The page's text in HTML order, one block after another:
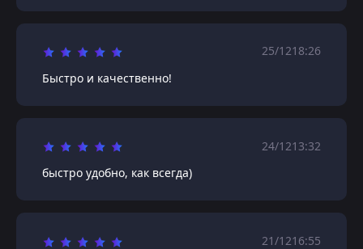
25/1218:26
Быстро и качественно!
24/1213:32
быстро удобно, как всегда)
21/1216:55